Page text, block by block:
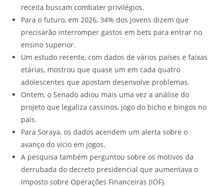
receita buscam combater privilégios.
Para o futuro, em 2026, 34% dos jovens dizem que
precisarão interromper gastos em bets para entrar no
ensino superior.
Um estudo recente, com dados de vários países e faixas
etárias, mostrou que quase um em cada quatro
adolescentes que apostam desenvolve problemas.
Ontem, o Senado adiou mais uma vez a análise do
projeto que legaliza cassinos, jogo do bicho e bingos no
país.
Para Soraya, os dados acendem um alerta sobre o
avanço do vício em jogos.
A pesquisa também perguntou sobre os motivos da
derrubada do decreto presidencial que aumentava o
Imposto sobre Operações Financeiras (IOF).